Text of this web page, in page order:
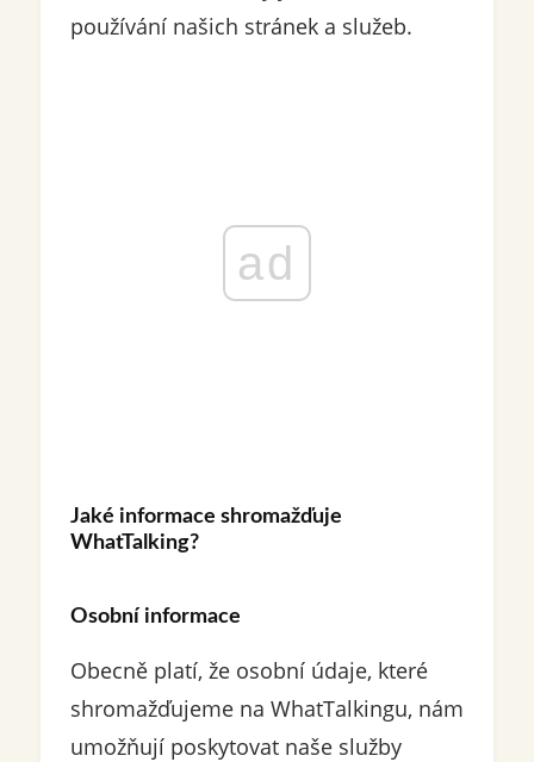
používání našich stránek a služeb.
ad
Jaké informace shromažďuje
WhatTalking?
Osobní informace
Obecně platí, že osobní údaje, které
shromažďujeme na WhatTalkingu, nám
umožňují poskytovat naše služby